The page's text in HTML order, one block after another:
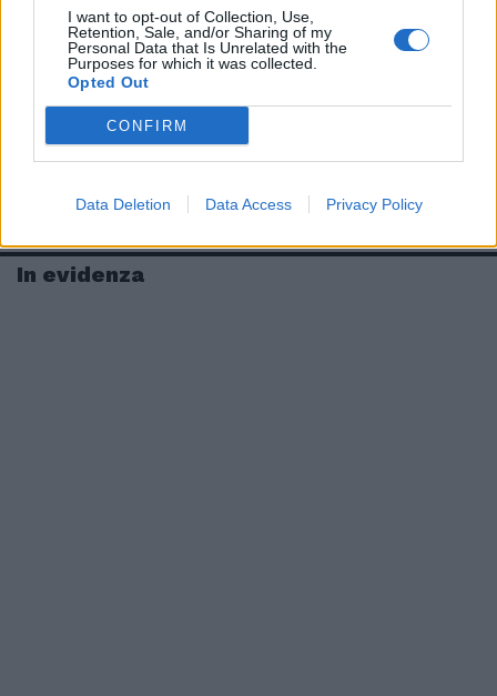
I want to opt-out of Collection, Use,
Retention, Sale, and/or Sharing of my
Personal Data that Is Unrelated with the
Purposes for which it was collected.
Opted Out
CONFIRM
Data Deletion Data Access Privacy Policy
In evidenza